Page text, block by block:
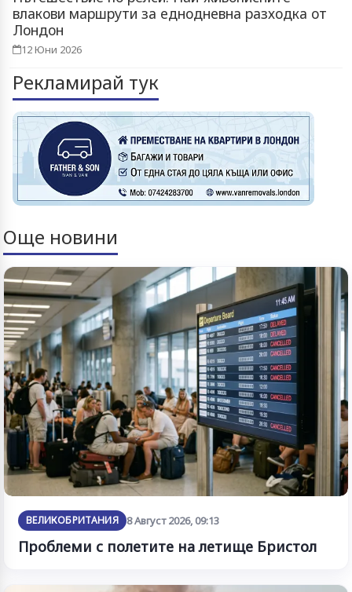
влакови маршрути за еднодневна разходка от
Лондон
12 Юни 2026
Рекламирай тук
Още новини
ВЕЛИКОБРИТАНИЯ 8 Август 2026, 09:13
Проблеми с полетите на летище Бристол